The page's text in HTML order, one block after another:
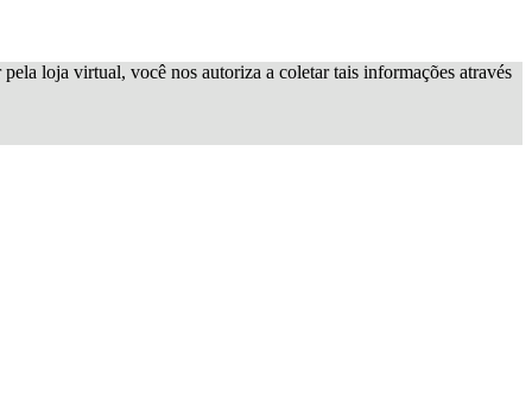
loja virtual, você nos autoriza a coletar tais informações através